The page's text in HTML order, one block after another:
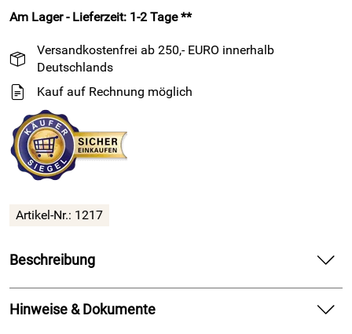
Am Lager - Lieferzeit: 1-2 Tage **
Versandkostenfrei ab 250,- EURO innerhalb
Deutschlands
Kauf auf Rechnung möglich
Artikel-Nr.: 1217
Beschreibung
25 Meter EPDM Vierkantprofil 25mm x 20mm einseitig
selbstklebend ca. 15° Shore A
Hinweise & Dokumente